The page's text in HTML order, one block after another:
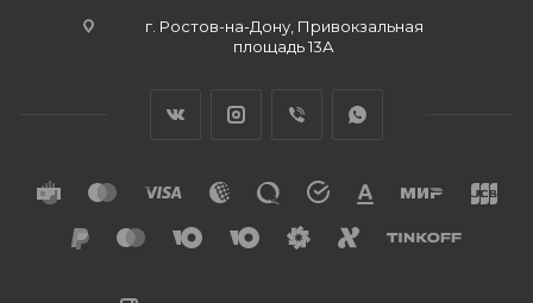
г. Ростов-на-Дону, Привокзальная
площадь 13А